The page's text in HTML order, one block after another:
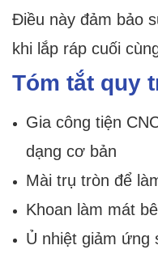
Điều này đảm bảo
khi lắp ráp cuối
Tóm tắt quy
Gia công tiện
dạng cơ bản
Mài trụ tròn để
Khoan làm mát
Ủ nhiệt giảm ứng